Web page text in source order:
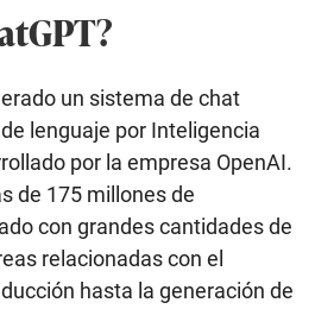
un sistema de chat
lenguaje por Inteligencia
por la empresa OpenAI.
de 175 millones de
con grandes cantidades de
relacionadas con el
hasta la generación de